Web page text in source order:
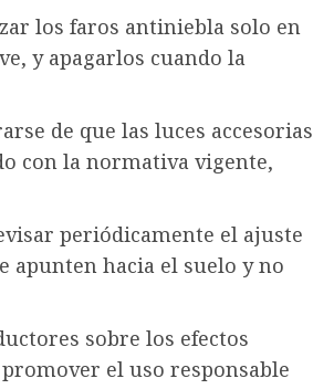
los faros antiniebla solo en
y apagarlos cuando la
de que las luces accesorias
con la normativa vigente,
periódicamente el ajuste
apunten hacia el suelo y no
sobre los efectos
el uso responsable